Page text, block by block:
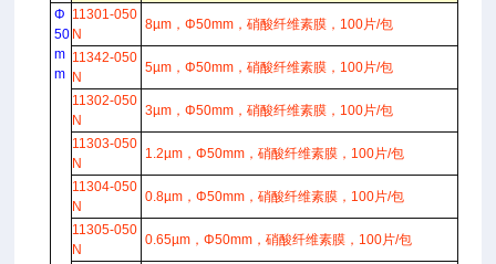
Φ
50
m
m
11301-050
N
8µm，Φ50mm，硝酸纤维素膜，100片/包
11342-050
N
5µm，Φ50mm，硝酸纤维素膜，100片/包
11302-050
N
3µm，Φ50mm，硝酸纤维素膜，100片/包
11303-050
N
1.2µm，Φ50mm，硝酸纤维素膜，100片/包
11304-050
N
0.8µm，Φ50mm，硝酸纤维素膜，100片/包
11305-050
N
0.65µm，Φ50mm，硝酸纤维素膜，100片/包